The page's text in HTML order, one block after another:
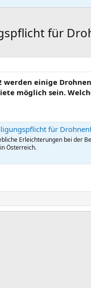
für
werden einige
möglich sein.
für
Erleichterungen bei der
Österreich.